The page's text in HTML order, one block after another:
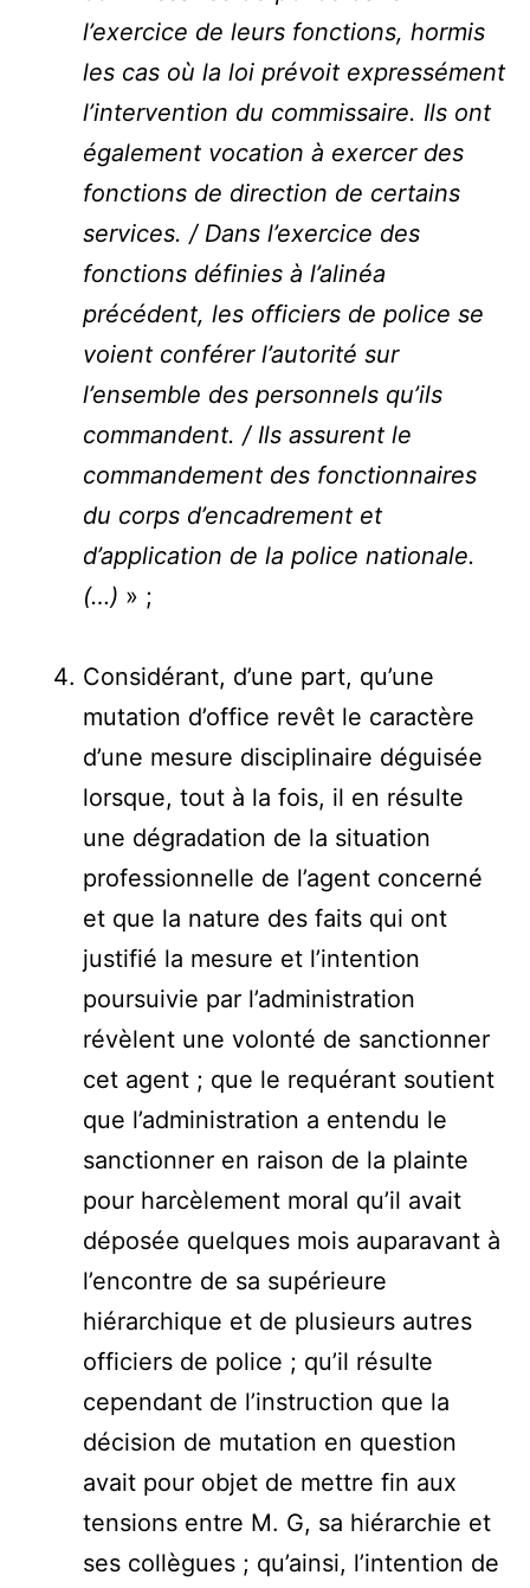
l’exercice de leurs fonctions, hormis
les cas où la loi prévoit expressément
l’intervention du commissaire. Ils ont
également vocation à exercer des
fonctions de direction de certains
services. / Dans l’exercice des
fonctions définies à l’alinéa
précédent, les officiers de police se
voient conférer l’autorité sur
l’ensemble des personnels qu’ils
commandent. / Ils assurent le
commandement des fonctionnaires
du corps d’encadrement et
d’application de la police nationale.
(…) » ;
Considérant, d’une part, qu’une
mutation d’office revêt le caractère
d’une mesure disciplinaire déguisée
lorsque, tout à la fois, il en résulte
une dégradation de la situation
professionnelle de l’agent concerné
et que la nature des faits qui ont
justifié la mesure et l’intention
poursuivie par l’administration
révèlent une volonté de sanctionner
cet agent ; que le requérant soutient
que l’administration a entendu le
sanctionner en raison de la plainte
pour harcèlement moral qu’il avait
déposée quelques mois auparavant à
l’encontre de sa supérieure
hiérarchique et de plusieurs autres
officiers de police ; qu’il résulte
cependant de l’instruction que la
décision de mutation en question
avait pour objet de mettre fin aux
tensions entre M. G, sa hiérarchie et
ses collègues ; qu’ainsi, l’intention de